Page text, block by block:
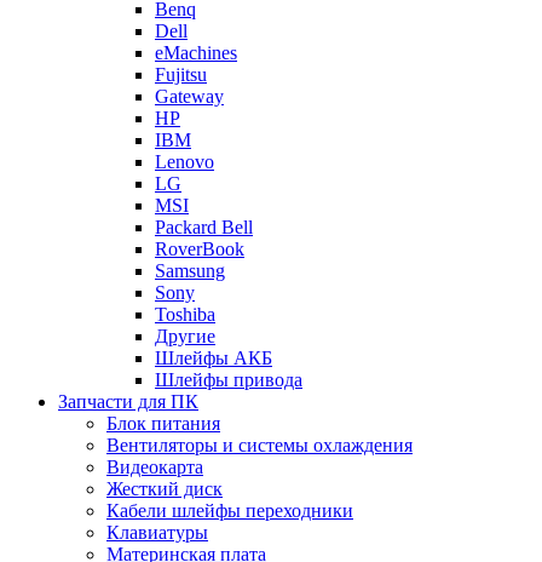
Benq
Dell
eMachines
Fujitsu
Gateway
HP
IBM
Lenovo
LG
MSI
Packard Bell
RoverBook
Samsung
Sony
Toshiba
Другие
Шлейфы АКБ
Шлейфы привода
Запчасти для ПК
Блок питания
Вентиляторы и системы охлаждения
Видеокарта
Жесткий диск
Кабели шлейфы переходники
Клавиатуры
Материнская плата